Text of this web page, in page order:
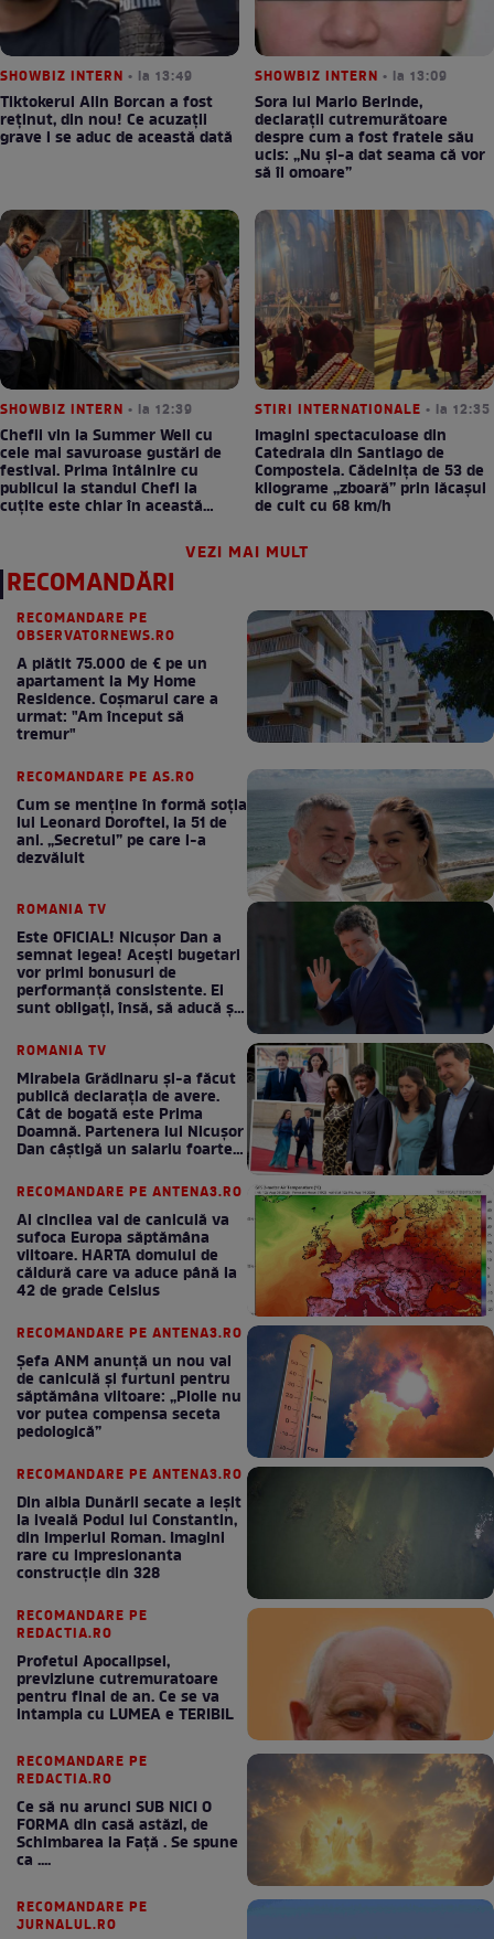
SHOWBIZ INTERN • la 13:49
Tiktokerul Alin Borcan a fost
reținut, din nou! Ce acuzații
grave i se aduc de această dată
SHOWBIZ INTERN • la 13:09
Sora lui Mario Berinde,
declarații cutremurătoare
despre cum a fost fratele său
ucis: „Nu și-a dat seama că vor
să îl omoare”
SHOWBIZ INTERN • la 12:39
Chefii vin la Summer Well cu
cele mai savuroase gustări de
festival. Prima întâlnire cu
publicul la standul Chefi la
cuțite este chiar în această
STIRI INTERNATIONALE • la 12:35
Imagini spectaculoase din
Catedrala din Santiago de
Compostela. Cădelnița de 53 de
kilograme „zboară” prin lăcașul
de cult cu 68 km/h
VEZI MAI MULT
RECOMANDĂRI
RECOMANDARE PE
OBSERVATORNEWS.RO
A plătit 75.000 de € pe un
apartament la My Home
Residence. Coşmarul care a
urmat: "Am început să
tremur"
RECOMANDARE PE AS.RO
Cum se menţine în formă soţia
lui Leonard Doroftei, la 51 de
ani. „Secretul” pe care l-a
dezvăluit
ROMANIA TV
Este OFICIAL! Nicușor Dan a
semnat legea! Acești bugetari
vor primi bonusuri de
performanță consistente. Ei
sunt obligați, însă, să aducă și
ROMANIA TV
Mirabela Grădinaru și-a făcut
publică declarația de avere.
Cât de bogată este Prima
Doamnă. Partenera lui Nicușor
Dan câștigă un salariu foarte
RECOMANDARE PE ANTENA3.RO
Al cincilea val de caniculă va
sufoca Europa săptămâna
viitoare. HARTA domului de
căldură care va aduce până la
42 de grade Celsius
RECOMANDARE PE ANTENA3.RO
Șefa ANM anunță un nou val
de caniculă și furtuni pentru
săptămâna viitoare: „Ploile nu
vor putea compensa seceta
pedologică”
RECOMANDARE PE ANTENA3.RO
Din albia Dunării secate a ieșit
la iveală Podul lui Constantin,
din Imperiul Roman. Imagini
rare cu impresionanta
construcție din 328
RECOMANDARE PE
REDACTIA.RO
Profetul Apocalipsei,
previziune cutremuratoare
pentru final de an. Ce se va
intampla cu LUMEA e TERIBIL
RECOMANDARE PE
REDACTIA.RO
Ce să nu arunci SUB NICI O
FORMA din casă astăzi, de
Schimbarea la Față . Se spune
ca ....
RECOMANDARE PE
JURNALUL.RO